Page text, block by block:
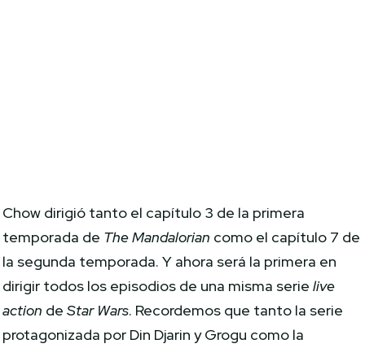
Chow dirigió tanto el capítulo 3 de la primera
temporada de The Mandalorian como el capítulo 7 de
la segunda temporada. Y ahora será la primera en
dirigir todos los episodios de una misma serielive
action deStar Wars. Recordemos que tanto la serie
protagonizada por Din Djarin y Grogu como la